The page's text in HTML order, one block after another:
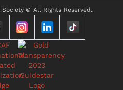
Society © All RIghts Reserved.